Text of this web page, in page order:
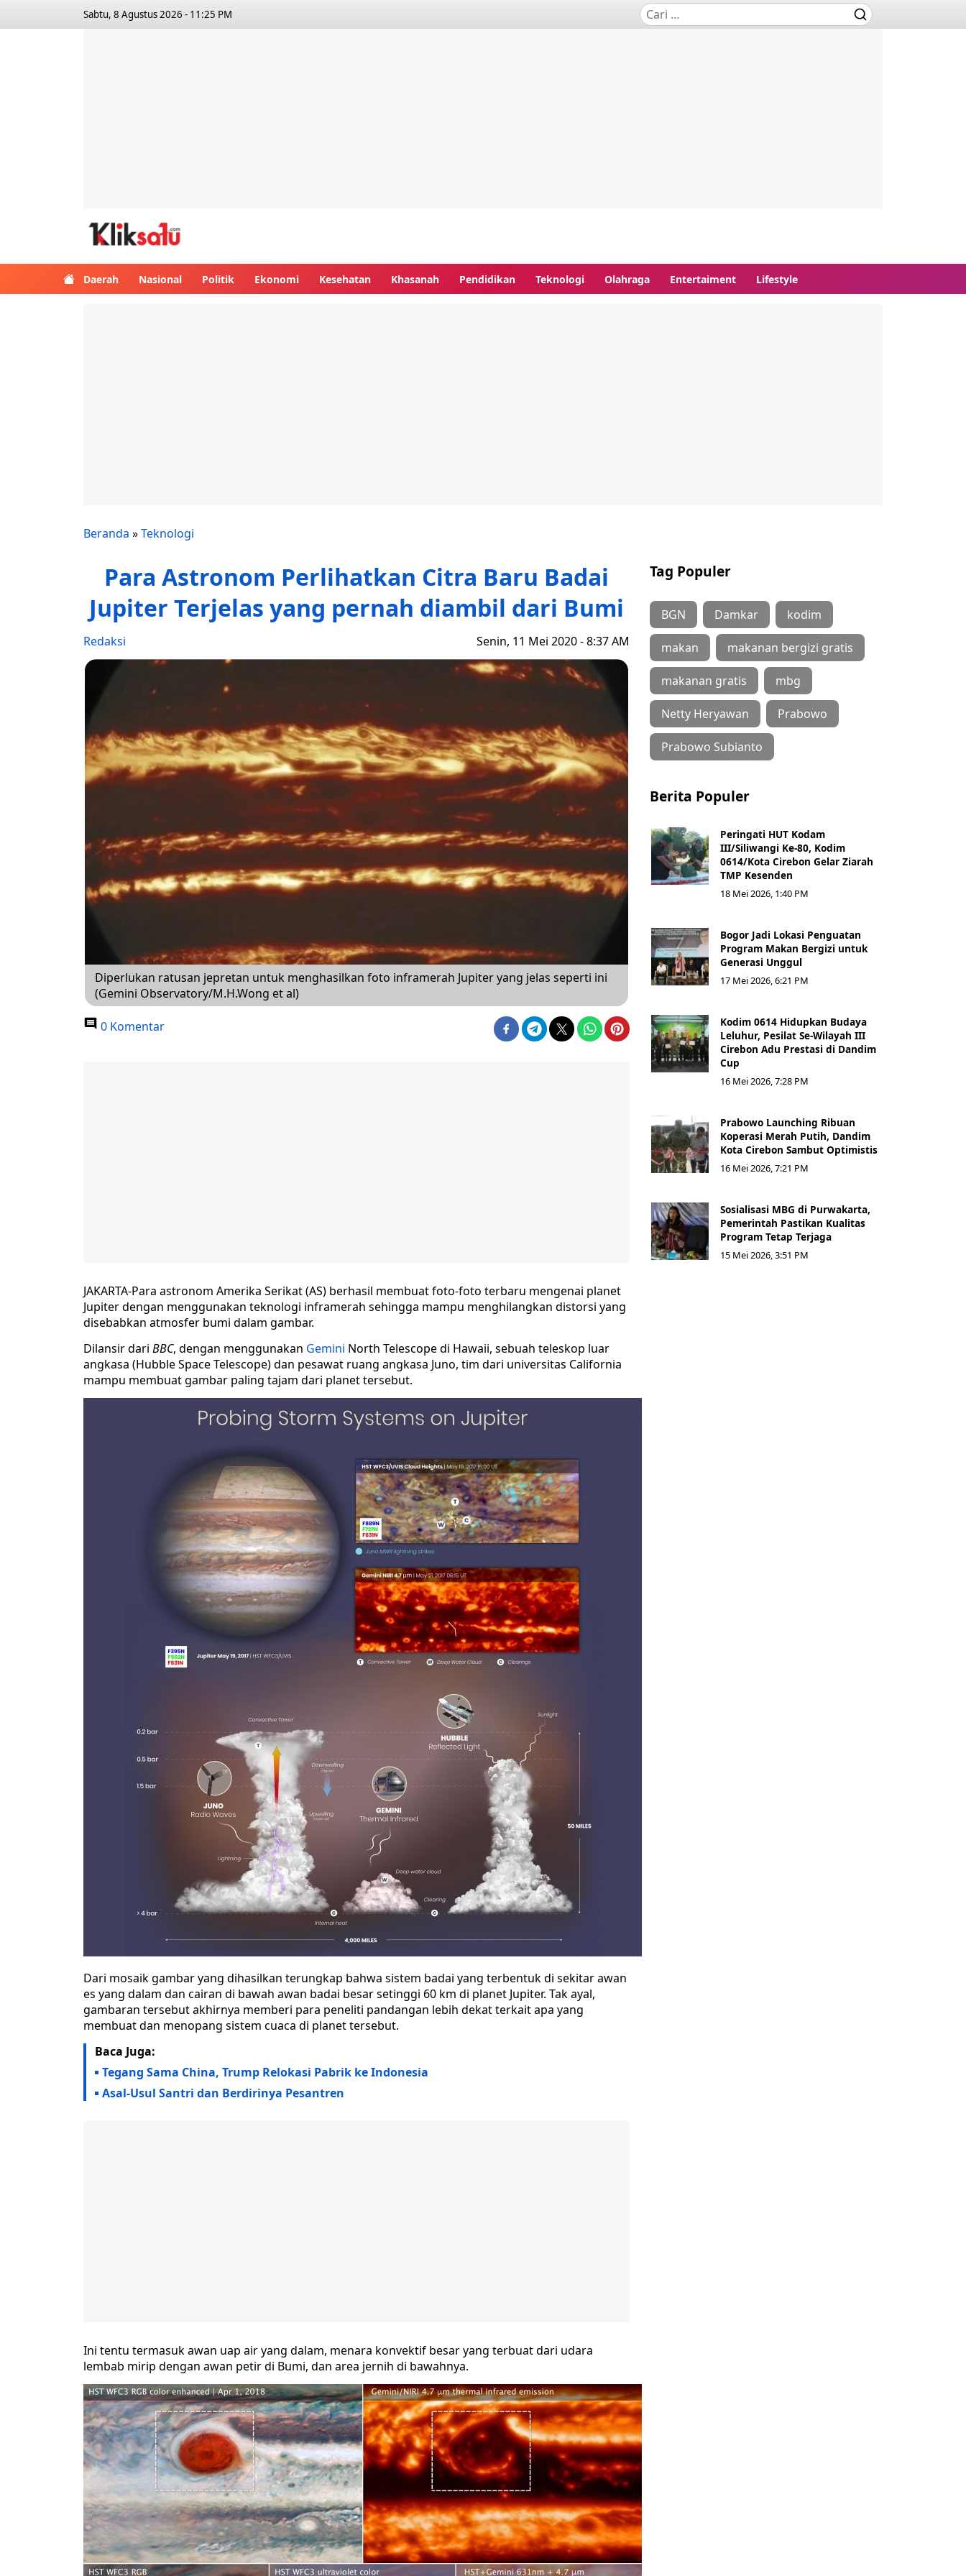
Sabtu, 8 Agustus 2026 - 11:25 PM
Daerah Nasional Politik Ekonomi Kesehatan Khasanah Pendidikan Teknologi Olahraga Entertaiment Lifestyle
Beranda »Teknologi
Para Astronom Perlihatkan Citra Baru Badai
Jupiter Terjelas yang pernah diambil dari Bumi
Redaksi Senin, 11 Mei 2020 - 8:37 AM
Diperlukan ratusan jepretan untuk menghasilkan foto inframerah Jupiter yang jelas seperti ini
(Gemini Observatory/M.H.Wong et al)
0 Komentar
JAKARTA-Para astronom Amerika Serikat (AS) berhasil membuat foto-foto terbaru mengenai planet
Jupiter dengan menggunakan teknologi inframerah sehingga mampu menghilangkan distorsi yang
disebabkan atmosfer bumi dalam gambar.
Dilansir dari BBC, dengan menggunakan Gemini North Telescope di Hawaii, sebuah teleskop luar
angkasa (Hubble Space Telescope) dan pesawat ruang angkasa Juno, tim dari universitas California
mampu membuat gambar paling tajam dari planet tersebut.
Dari mosaik gambar yang dihasilkan terungkap bahwa sistem badai yang terbentuk di sekitar awan
es yang dalam dan cairan di bawah awan badai besar setinggi 60 km di planet Jupiter. Tak ayal,
gambaran tersebut akhirnya memberi para peneliti pandangan lebih dekat terkait apa yang
membuat dan menopang sistem cuaca di planet tersebut.
Baca Juga:
Tegang Sama China, Trump Relokasi Pabrik ke Indonesia
Asal-Usul Santri dan Berdirinya Pesantren
Ini tentu termasuk awan uap air yang dalam, menara konvektif besar yang terbuat dari udara
lembab mirip dengan awan petir di Bumi, dan area jernih di bawahnya.
Tag Populer
BGN Damkar kodim
makan makanan bergizi gratis
makanan gratis mbg
Netty Heryawan Prabowo
Prabowo Subianto
Berita Populer
Peringati HUT Kodam
III/Siliwangi Ke-80, Kodim
0614/Kota Cirebon Gelar Ziarah
TMP Kesenden
18 Mei 2026, 1:40 PM
Bogor Jadi Lokasi Penguatan
Program Makan Bergizi untuk
Generasi Unggul
17 Mei 2026, 6:21 PM
Kodim 0614 Hidupkan Budaya
Leluhur, Pesilat Se-Wilayah III
Cirebon Adu Prestasi di Dandim
Cup
16 Mei 2026, 7:28 PM
Prabowo Launching Ribuan
Koperasi Merah Putih, Dandim
Kota Cirebon Sambut Optimistis
16 Mei 2026, 7:21 PM
Sosialisasi MBG di Purwakarta,
Pemerintah Pastikan Kualitas
Program Tetap Terjaga
15 Mei 2026, 3:51 PM